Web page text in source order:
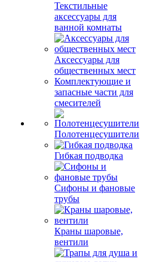
Текстильные
аксессуары для
ванной комнаты
Аксессуары для
общественных мест
Комплектующие и
запасные части для
смесителей
Полотенцесушители
Гибкая подводка
Сифоны и фановые
трубы
Краны шаровые,
вентили